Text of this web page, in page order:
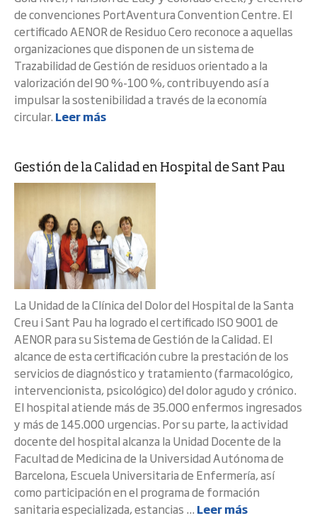
de convenciones PortAventura Convention Centre. El
certificado AENOR de Residuo Cero reconoce a aquellas
organizaciones que disponen de un sistema de
Trazabilidad de Gestión de residuos orientado a la
valorización del 90 %-100 %, contribuyendo así a
impulsar la sostenibilidad a través de la economía
circular. Leer más
Gestión de la Calidad en Hospital de Sant Pau
La Unidad de la Clínica del Dolor del Hospital de la Santa
Creu i Sant Pau ha logrado el certificado ISO 9001 de
AENOR para su Sistema de Gestión de la Calidad. El
alcance de esta certificación cubre la prestación de los
servicios de diagnóstico y tratamiento (farmacológico,
intervencionista, psicológico) del dolor agudo y crónico.
El hospital atiende más de 35.000 enfermos ingresados
y más de 145.000 urgencias. Por su parte, la actividad
docente del hospital alcanza la Unidad Docente de la
Facultad de Medicina de la Universidad Autónoma de
Barcelona, Escuela Universitaria de Enfermería, así
como participación en el programa de formación
sanitaria especializada, estancias ... Leer más